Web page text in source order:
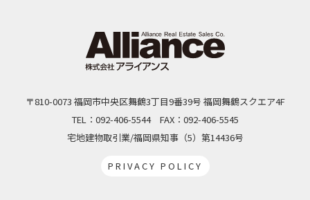
〒810-0073 福岡市中央区舞鶴3丁目9番39号 福岡舞鶴スクエア4F
TEL：092-406-5544 FAX：092-406-5545
宅地建物取引業/福岡県知事（5）第14436号
PRIVACY POLICY